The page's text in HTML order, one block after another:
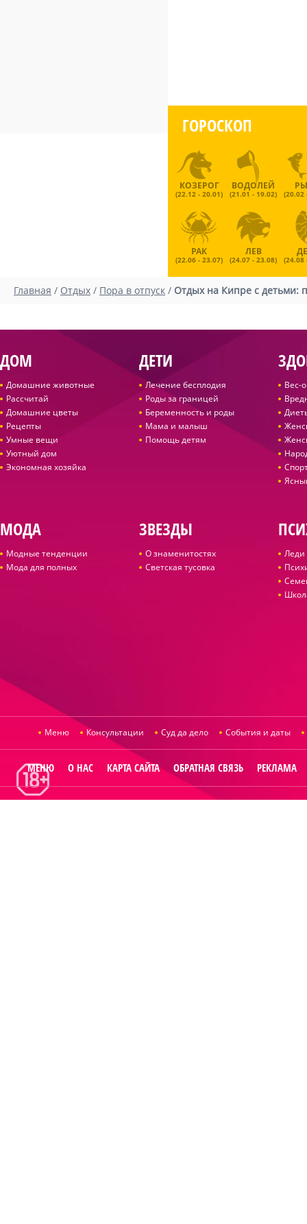
ГОРОСКОП
КОЗЕРОГ
(22.12 - 20.01)
ВОДОЛЕЙ
(21.01 - 19.02) (20.02
РАК
(22.06 - 23.07)
ЛЕВ
(24.07 - 23.08) (24.08
Главная / Отдых / Пора в отпуск / Отдых на Кипре с детьми:
ДОМ
Домашние животные
Рассчитай
Домашние цветы
Рецепты
Умные вещи
Уютный дом
Экономная хозяйка
ДЕТИ
Лечение бесплодия
Роды за границей
Беременность и роды
Мама и малыш
Помощь детям
Вес-
МОДА
Модные тенденции
Мода для полных
ЗВЕЗДЫ
О знаменитостях
Светская тусовка
Леди
Меню Консультации Суд да дело События и даты
МЕНЮ О НАС КАРТА САЙТА ОБРАТНАЯ СВЯЗЬ РЕКЛАМА